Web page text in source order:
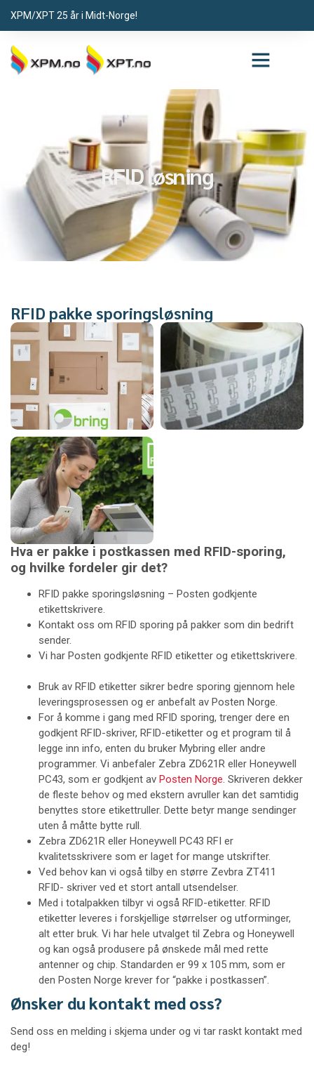
XPM/XPT 25 år i Midt-Norge!
RFID løsning
RFID pakke sporingsløsning
Hva er pakke i postkassen med RFID-sporing,
og hvilke fordeler gir det?
RFID pakke sporingsløsning – Posten godkjente
etikettskrivere.
Kontakt oss om RFID sporing på pakker som din bedrift
sender.
Vi har Posten godkjente RFID etiketter og etikettskrivere.
Bruk av RFID etiketter sikrer bedre sporing gjennom hele
leveringsprosessen og er anbefalt av Posten Norge.
For å komme i gang med RFID sporing, trenger dere en
godkjent RFID-skriver, RFID-etiketter og et program til å
legge inn info, enten du bruker Mybring eller andre
programmer. Vi anbefaler Zebra ZD621R eller Honeywell
PC43, som er godkjent av Posten Norge. Skriveren dekker
de fleste behov og med ekstern avruller kan det samtidig
benyttes store etikettruller. Dette betyr mange sendinger
uten å måtte bytte rull.
Zebra ZD621R eller Honeywell PC43 RFI er
kvalitetsskrivere som er laget for mange utskrifter.
Ved behov kan vi også tilby en større Zevbra ZT411
RFID- skriver ved et stort antall utsendelser.
Med i totalpakken tilbyr vi også RFID-etiketter. RFID
etiketter leveres i forskjellige størrelser og utforminger,
alt etter bruk. Vi har hele utvalget til Zebra og Honeywell
og kan også produsere på ønskede mål med rette
antenner og chip. Standarden er 99 x 105 mm, som er
den Posten Norge krever for “pakke i postkassen”.
Ønsker du kontakt med oss?
Send oss en melding i skjema under og vi tar raskt kontakt med
deg!